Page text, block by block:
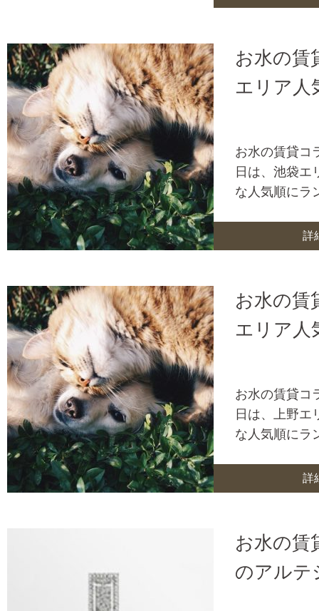
お水の
エリア
お水の賃貸コ
日は、池袋エ
な人気順に
詳
お水の
エリア
お水の賃貸コ
日は、上野エ
な人気順に
詳
お水の
のアル